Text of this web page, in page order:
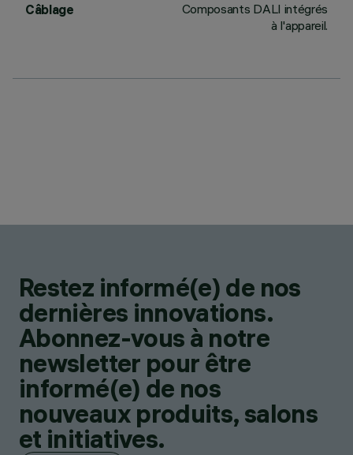
Câblage
Composants DALI intégrés
à l'appareil.
Restez informé(e) de nos
dernières innovations.
Abonnez-vous à notre
newsletter pour être
informé(e) de nos
nouveaux produits, salons
et initiatives.